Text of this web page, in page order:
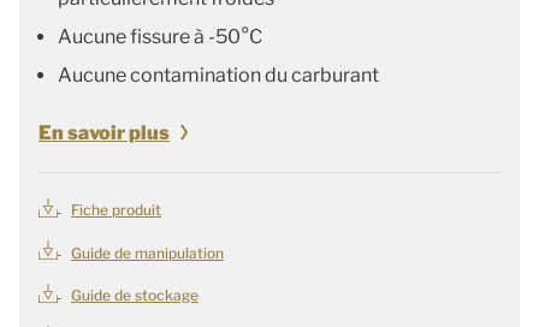
Aucune fissure à -50°C
Aucune contamination du carburant
En savoir plus
Fiche produit
Guide de manipulation
Guide de stockage